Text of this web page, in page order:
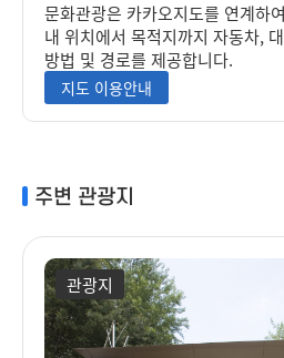
문화관광은 카카오지도를 연계하
내 위치에서 목적지까지 자동차,
방법 및 경로를 제공합니다.
지도 이용안내
주변 관광지
관광지